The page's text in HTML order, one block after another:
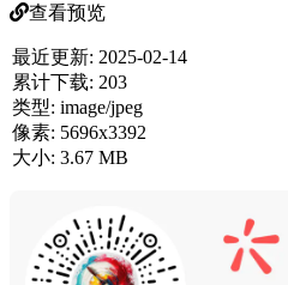
查看预览
最近更新: 2025-02-14
累计下载: 203
类型: image/jpeg
像素: 5696x3392
大小: 3.67 MB